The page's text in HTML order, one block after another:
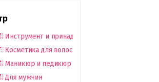
Инструмент и принадлежности
Косметика для волос
Маникюр и педикюр
Для мужчин